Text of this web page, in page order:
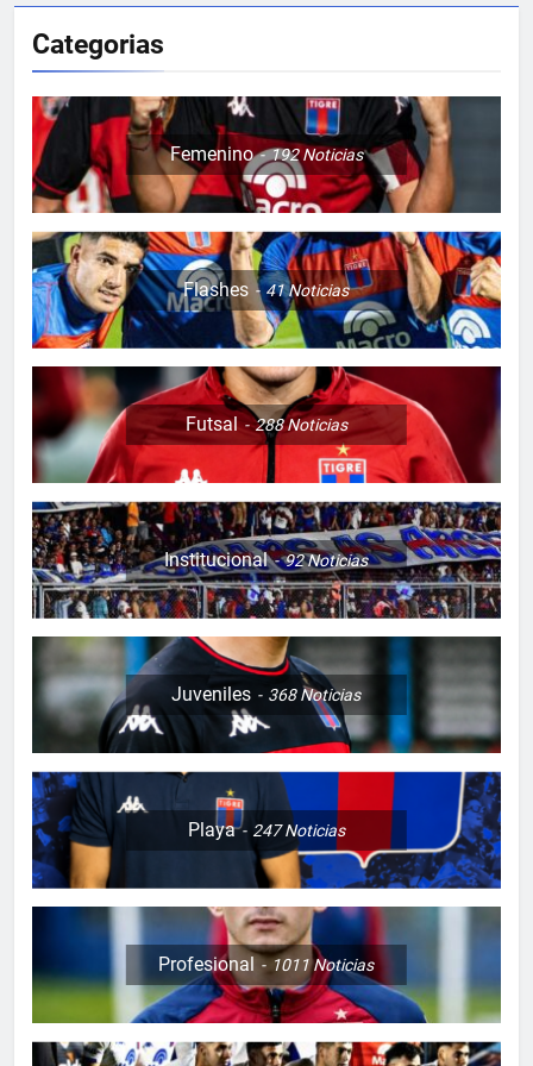
Categorias
Femenino 192Noticias
Flashes 41Noticias
Futsal 288Noticias
Institucional 92Noticias
Juveniles 368Noticias
Playa 247Noticias
Profesional 1011Noticias